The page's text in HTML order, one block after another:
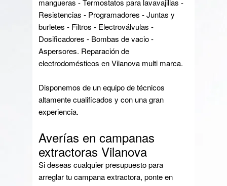
mangueras - Termostatos para lavavajillas -
Resistencias - Programadores - Juntas y
burletes - Filtros - Electroválvulas -
Dosificadores - Bombas de vacio -
Aspersores. Reparación de
electrodomésticos en Vilanova multi marca.
Disponemos de un equipo de técnicos
altamente cualificados y con una gran
experiencia.
Averías en campanas
extractoras Vilanova
Si deseas cualquier presupuesto para
arreglar tu campana extractora, ponte en